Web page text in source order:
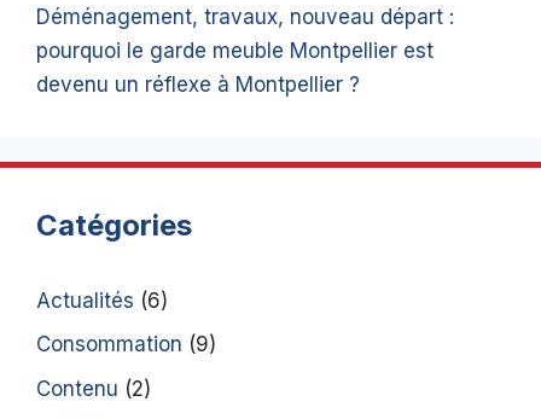
Déménagement, travaux, nouveau départ :
pourquoi le garde meuble Montpellier est
devenu un réflexe à Montpellier ?
Catégories
Actualités (6)
Consommation (9)
Contenu (2)